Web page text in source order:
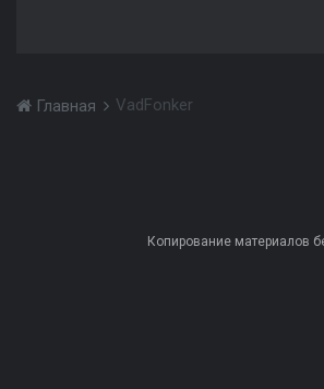
Главная VadFonker
Копирование материалов